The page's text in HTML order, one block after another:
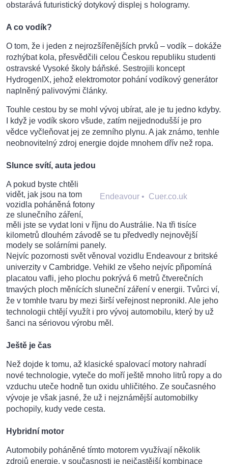
obstarává futuristický dotykový displej s hologramy.
A co vodík?
O tom, že i jeden z nejrozšířenějších prvků – vodík – dokáže
rozhýbat kola, přesvědčili celou Českou republiku studenti
ostravské Vysoké školy báňské. Sestrojili koncept
HydrogenIX, jehož elektromotor pohání vodíkový generátor
naplněný palivovými články.
Touhle cestou by se mohl vývoj ubírat, ale je tu jedno kdyby.
I když je vodík skoro všude, zatím nejjednodušší je pro
vědce vyčleňovat jej ze zemního plynu. A jak známo, tenhle
neobnovitelný zdroj energie dojde mnohem dřív než ropa.
Slunce svítí, auta jedou
Endeavour • Cuer.co.uk
A pokud byste chtěli
vidět, jak jsou na tom
vozidla poháněná fotony
ze slunečního záření,
měli jste se vydat loni v říjnu do Austrálie. Na tři tisíce
kilometrů dlouhém závodě se tu předvedly nejnovější
modely se solárními panely.
Nejvíc pozornosti svět věnoval vozidlu Endeavour z britské
univerzity v Cambridge. Vehikl ze všeho nejvíc připomíná
placatou vafli, jeho plochu pokrývá 6 metrů čtverečních
tmavých ploch měnících sluneční záření v energii. Tvůrci ví,
že v tomhle tvaru by mezi širší veřejnost nepronikl. Ale jeho
technologii chtějí využít i pro vývoj automobilu, který by už
šanci na sériovou výrobu měl.
Ještě je čas
Než dojde k tomu, až klasické spalovací motory nahradí
nové technologie, vyteče do moří ještě mnoho litrů ropy a do
vzduchu uteče hodně tun oxidu uhličitého. Ze současného
vývoje je však jasné, že už i nejznámější automobilky
pochopily, kudy vede cesta.
Hybridní motor
Automobily poháněné tímto motorem využívají několik
zdrojů energie, v současnosti je nejčastější kombinace